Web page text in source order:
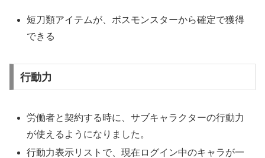
短刀類アイテムが、ボスモンスターから確定で獲得
できる
行動力
労働者と契約する時に、サブキャラクターの行動力
が使えるようになりました。
行動力表示リストで、現在ログイン中のキャラが一